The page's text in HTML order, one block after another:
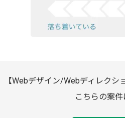
【Webデザイン/Webディレク
こちらの案